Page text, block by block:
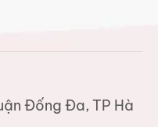
Đống Đa, TP Hà